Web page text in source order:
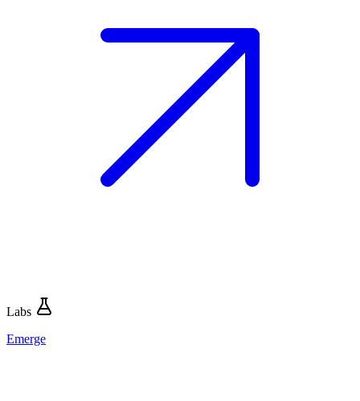
Labs
Emerge